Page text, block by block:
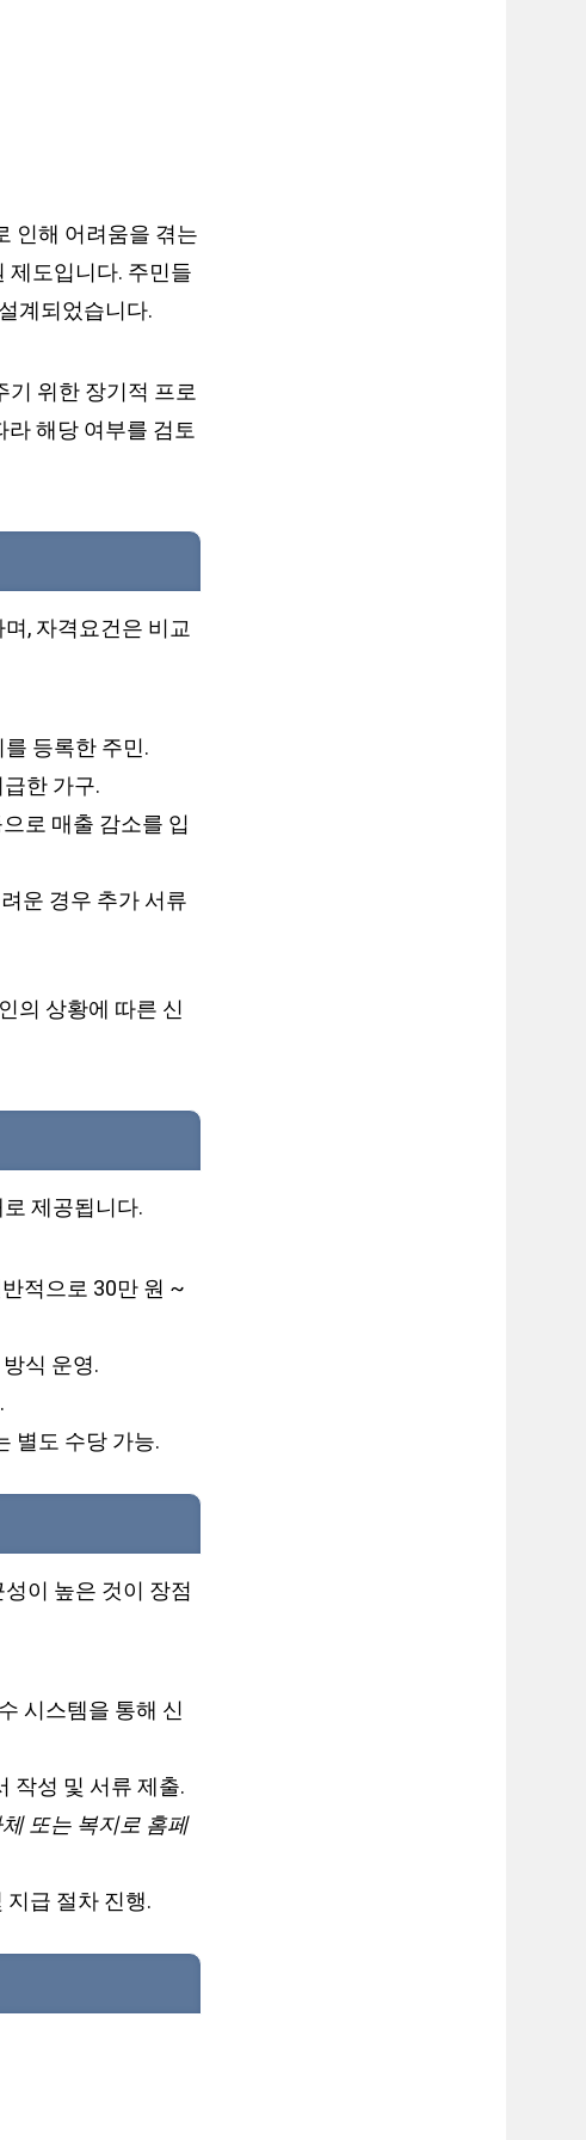
인해 어려움을 겪는
제도입니다. 주민들
계되었습니다.
위한 장기적 프로
해당 여부를 검토
, 자격요건은 비교
등록한 주민.
한 가구.
로 매출 감소를 입
운 경우 추가 서류
의 상황에 따른 신
제공됩니다.
적으로 30만 원 ~
식 운영.
별도 수당 가능.
이 높은 것이 장점
시스템을 통해 신
작성 및 서류 제출.
또는 복지로 홈페
지급 절차 진행.